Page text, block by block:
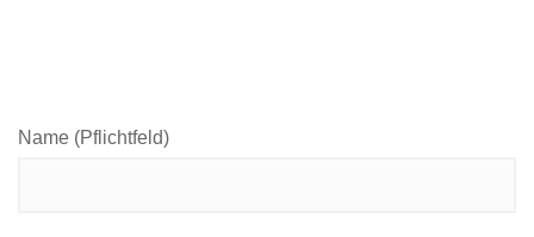
Name (Pflichtfeld)